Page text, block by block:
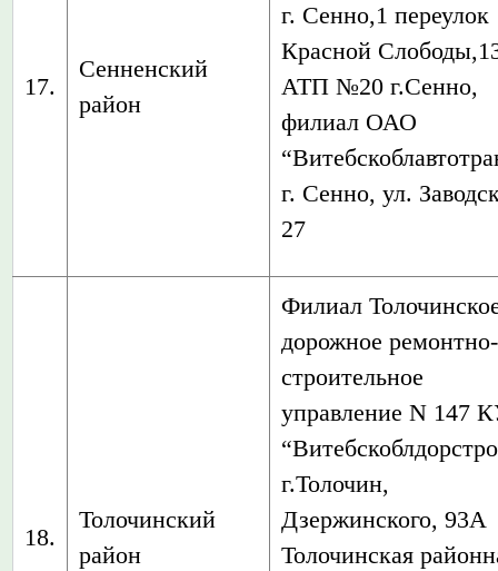
17.
Сенненский
район
г. Сенно,1 переулок
Красной
АТП №20 г.Сенно,
филиал ОАО
г. Сенно, ул.
27
18.
Толочинский
район
Филиал
дорожное ремонтно-
строительное
управление N 147
г.Толочин,
Дзержинского, 93А
Толочинская